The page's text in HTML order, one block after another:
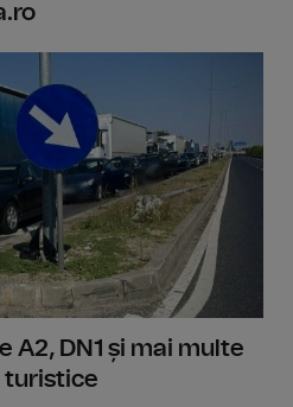
A2, DN1 și mai multe
turistice